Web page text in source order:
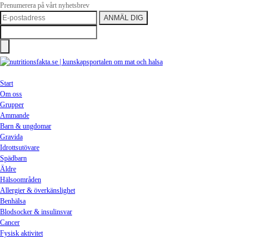
Prenumerera på vårt nyhetsbrev
Start
Om oss
Grupper
Ammande
Barn & ungdomar
Gravida
Idrottsutövare
Spädbarn
Äldre
Hälsoområden
Allergier & överkänslighet
Benhälsa
Blodsocker & insulinsvar
Cancer
Fysisk aktivitet